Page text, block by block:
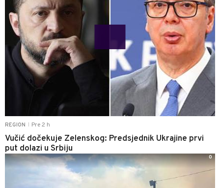
REGION Pre 2 h
Vučić dočekuje Zelenskog: Predsjednik Ukrajine prvi
put dolazi u Srbiju
0